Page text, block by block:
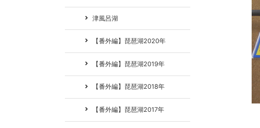
津風呂湖
【番外編】琵琶湖2020年
【番外編】琵琶湖2019年
【番外編】琵琶湖2018年
【番外編】琵琶湖2017年